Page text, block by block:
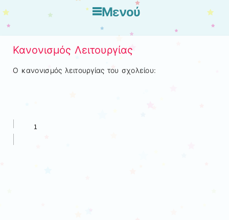
Μενού
Μετάβαση στο περιεχόμενο
Κανονισμός Λειτουργίας
Ο κανονισμός λειτουργίας του σχολείου: